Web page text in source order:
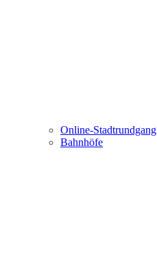
Online-Stadtrundgang
Bahnhöfe